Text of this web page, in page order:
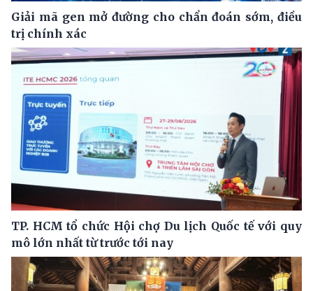
Giải mã gen mở đường cho chẩn đoán sớm, điều
trị chính xác
TP. HCM tổ chức Hội chợ Du lịch Quốc tế với quy
mô lớn nhất từ trước tới nay